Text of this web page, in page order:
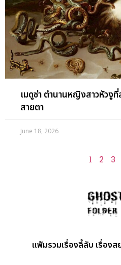
เมดูซ่า ตำนานหญิงสาวหัวงู
สายตา
June 18, 2026
1 2 3
แฟ้มรวมเรื่องลี้ลับ เรื่อง